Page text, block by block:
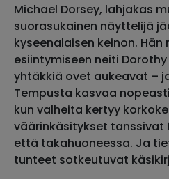
Michael Dorsey, lahjakas
suorasukainen näyttelijä
kyseenalaisen keinon. Hän
esiintymiseen neiti
yhtäkkiä ovet aukeavat –
Tempusta kasvaa
kun valheita kertyy
väärinkäsitykset tanssivat
että takahuoneessa. Ja
tunteet sotkeutuvat